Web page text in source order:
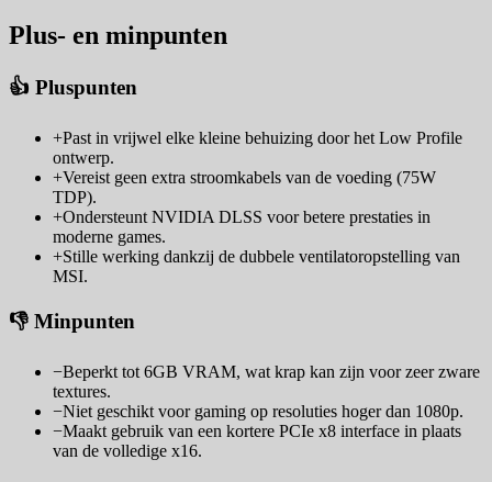
Plus- en minpunten
👍 Pluspunten
+Past in vrijwel elke kleine behuizing door het Low Profile
ontwerp.
+Vereist geen extra stroomkabels van de voeding (75W
TDP).
+Ondersteunt NVIDIA DLSS voor betere prestaties in
moderne games.
+Stille werking dankzij de dubbele ventilatoropstelling van
MSI.
👎 Minpunten
−Beperkt tot 6GB VRAM, wat krap kan zijn voor zeer zware
textures.
−Niet geschikt voor gaming op resoluties hoger dan 1080p.
−Maakt gebruik van een kortere PCIe x8 interface in plaats
van de volledige x16.